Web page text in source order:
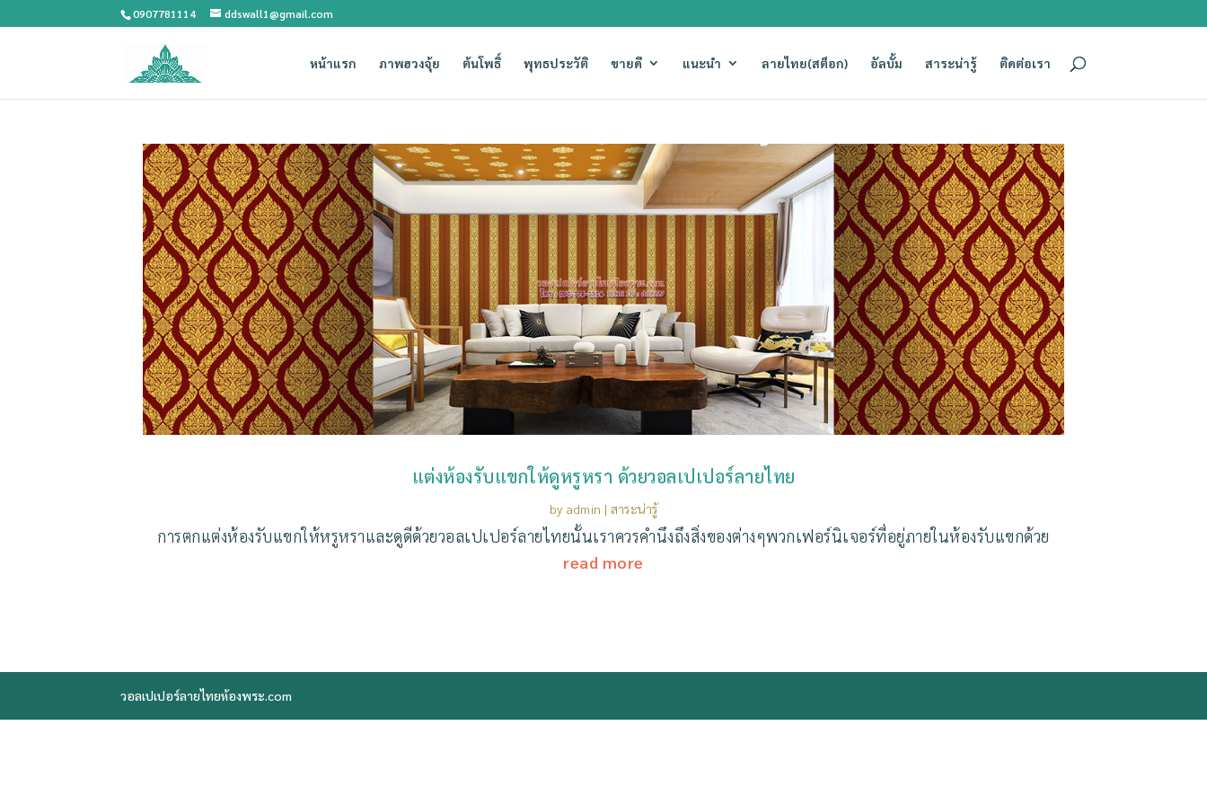
0907781114 ddswall1@gmail.com
หน้าแรก ภาพฮวงจุ้ย ต้นโพธิ์ พุทธประวัติ ขายดี แนะนำ ลายไทย(สต็อก) อัลบั้ม สาระน่ารู้ ติดต่อเรา
แต่งห้องรับแขกให้ดูหรูหรา ด้วยวอลเปเปอร์ลายไทย
by admin | สาระน่ารู้
การตกแต่งห้องรับแขกให้หรูหราและดูดีด้วยวอลเปเปอร์ลายไทยนั้นเราควรคำนึงถึงสิ่งของต่างๆพวกเฟอร์นิเจอร์ที่อยู่ภายในห้องรับแขกด้วย
read more
วอลเปเปอร์ลายไทยห้องพระ.com